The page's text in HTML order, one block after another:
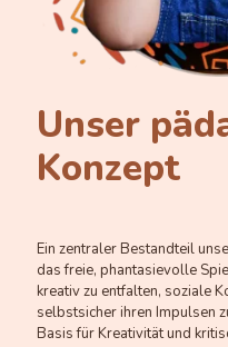
Unser
Konzept
Ein zentraler Bestandteil
das freie, phantasievolle
kreativ zu entfalten, soziale
selbstsicher ihren Impulsen
Basis für Kreativität und